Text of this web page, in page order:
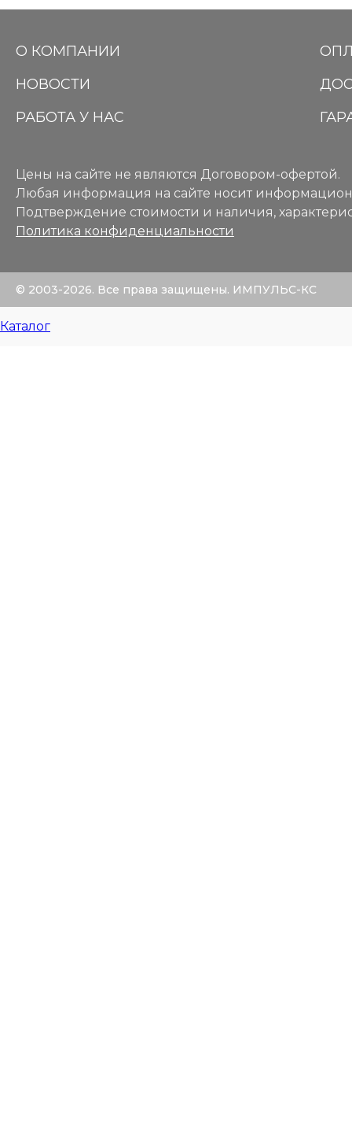
О КОМПАНИИ
НОВОСТИ
РАБОТА У НАС
Цены на сайте не являются Договором-офертой.
Любая информация на сайте носит
Подтверждение стоимости и наличия,
Политика конфиденциальности
© 2003-2026. Все права защищены. ИМПУЛЬС-КС
Каталог